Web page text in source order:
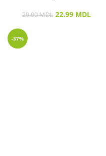
29.90MDL 22.99 MDL
-37%